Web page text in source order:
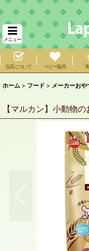
メニュー
当店について ベビー販売
ホーム > フード > メーカーおや
【マルカン】小動物